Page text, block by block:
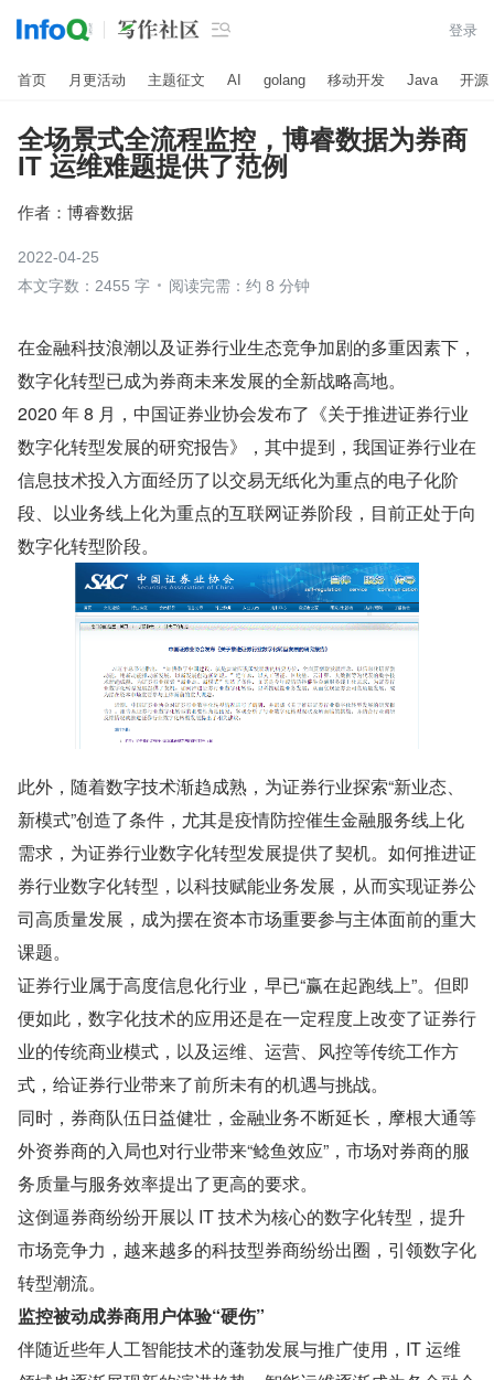
 登录
首页 月更活动 主题征文 AI golang 移动开发 Java 开源
全场景式全流程监控，博睿数据为券商
IT 运维难题提供了范例
作者： 博睿数据
2022-04-25
本文字数：2455 字
阅读完需：约 8 分钟
在金融科技浪潮以及证券行业生态竞争加剧的多重因素下，
数字化转型已成为券商未来发展的全新战略高地。
2020 年 8 月，中国证券业协会发布了《关于推进证券行业
数字化转型发展的研究报告》，其中提到，我国证券行业在
信息技术投入方面经历了以交易无纸化为重点的电子化阶
段、以业务线上化为重点的互联网证券阶段，目前正处于向
数字化转型阶段。
此外，随着数字技术渐趋成熟，为证券行业探索“新业态、
新模式”创造了条件，尤其是疫情防控催生金融服务线上化
需求，为证券行业数字化转型发展提供了契机。如何推进证
券行业数字化转型，以科技赋能业务发展，从而实现证券公
司高质量发展，成为摆在资本市场重要参与主体面前的重大
课题。
证券行业属于高度信息化行业，早已“赢在起跑线上”。但即
便如此，数字化技术的应用还是在一定程度上改变了证券行
业的传统商业模式，以及运维、运营、风控等传统工作方
式，给证券行业带来了前所未有的机遇与挑战。
同时，券商队伍日益健壮，金融业务不断延长，摩根大通等
外资券商的入局也对行业带来“鲶鱼效应”，市场对券商的服
务质量与服务效率提出了更高的要求。
这倒逼券商纷纷开展以 IT 技术为核心的数字化转型，提升
市场竞争力，越来越多的科技型券商纷纷出圈，引领数字化
转型潮流。
监控被动成券商用户体验“硬伤”
伴随近些年人工智能技术的蓬勃发展与推广使用，IT 运维